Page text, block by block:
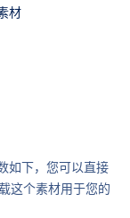
材
如下，您可以直接
这个素材用于您的